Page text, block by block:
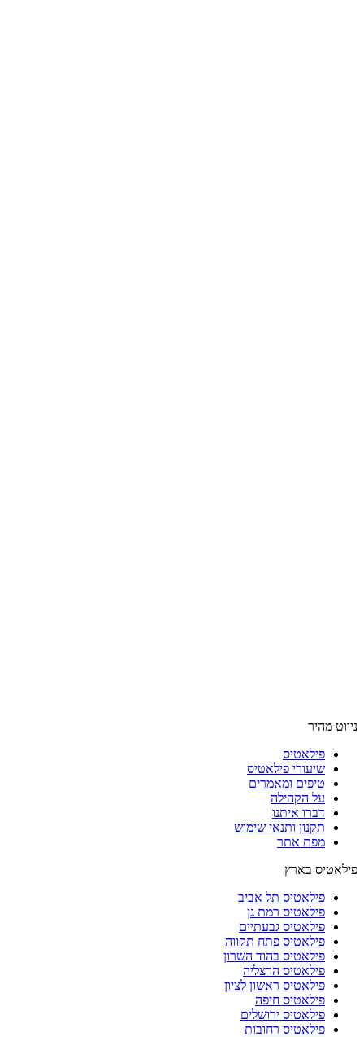
ניווט מהיר
פילאטיס
שיעורי פילאטיס
טיפים ומאמרים
על הקהילה
דברו איתנו
תקנון ותנאי שימוש
מפת אתר
פילאטיס בארץ
פילאטיס תל אביב
פילאטיס רמת גן
פילאטיס גבעתיים
פילאטיס פתח תקווה
פילאטיס בהוד השרון
פילאטיס הרצליה
פילאטיס ראשון לציון
פילאטיס חיפה
פילאטיס ירושלים
פילאטיס רחובות